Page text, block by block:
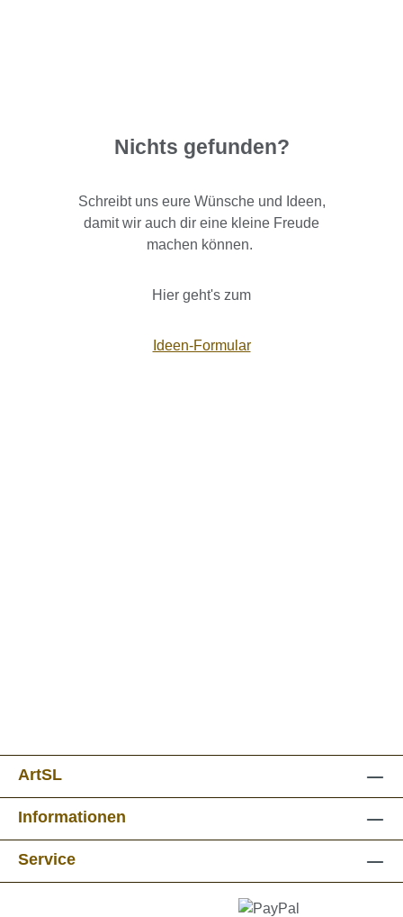
Nichts gefunden?
Schreibt uns eure Wünsche und Ideen,
damit wir auch dir eine kleine Freude
machen können.
Hier geht's zum
Ideen-Formular
ArtSL
Informationen
Service